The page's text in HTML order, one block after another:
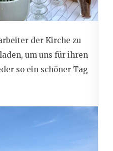
der Kirche zu
um uns für ihren
so ein schöner Tag